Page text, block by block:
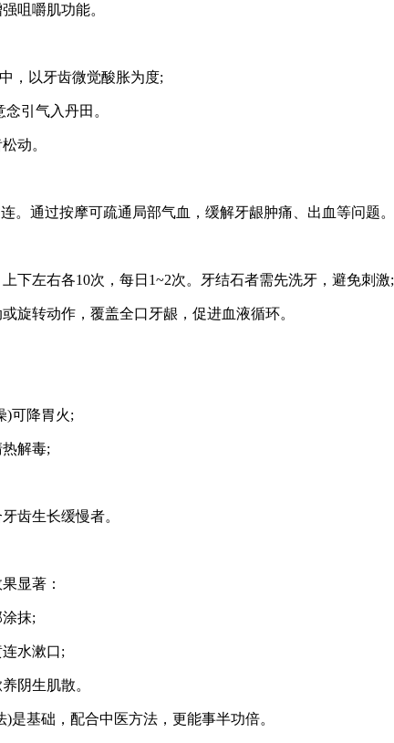
咀嚼肌功能。
，以牙齿微觉酸胀为度;
引气入丹田。
动。
通过按摩可疏通局部气血，缓解牙龈肿痛、出血等问题。
左右各10次，每日1~2次。牙结石者需先洗牙，避免刺激;
转动作，覆盖全口牙龈，促进血液循环。
可降胃火;
解毒;
齿生长缓慢者。
显著：
抹;
水漱口;
阴生肌散。
基础，配合中医方法，更能事半功倍。